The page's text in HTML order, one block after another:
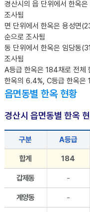
경산시의 읍 단위에서 한옥
조사됨
면 단위에서 한옥은 용성면
순으로 조사됨
동 단위에서 한옥은 임당동
조사됨
A등급 한옥은 184채로 전체
한옥의 6.4%, C등급 한옥은
읍면동별 한옥 현황
경산시 읍면동별 한옥
구분 A등급
합계 184
갑제동 -
계양동 -